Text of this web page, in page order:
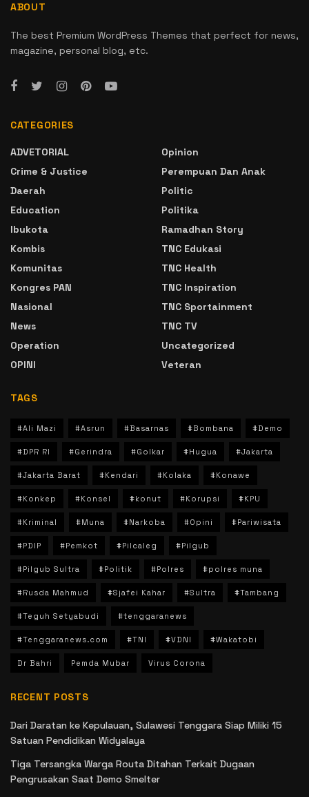
ABOUT
The best Premium WordPress Themes that perfect for news,
magazine, personal blog, etc.
CATEGORIES
ADVETORIAL
Crime & Justice
Daerah
Education
Ibukota
Kombis
Komunitas
Kongres PAN
Nasional
News
Operation
OPINI
Opinion
Perempuan Dan Anak
Politic
Politika
Ramadhan Story
TNC Edukasi
TNC Health
TNC Inspiration
TNC Sportainment
TNC TV
Uncategorized
Veteran
TAGS
#Ali Mazi #Asrun #Basarnas #Bombana #Demo
#DPR RI #Gerindra #Golkar #Hugua #Jakarta
#Jakarta Barat #Kendari #Kolaka #Konawe
#Konkep #Konsel #konut #Korupsi #KPU
#Kriminal #Muna #Narkoba #Opini #Pariwisata
#PDIP #Pemkot #Pilcaleg #Pilgub
#Pilgub Sultra #Politik #Polres #polres muna
#Rusda Mahmud #Sjafei Kahar #Sultra #Tambang
#Teguh Setyabudi #tenggaranews
#Tenggaranews.com #TNI #VDNI #Wakatobi
Dr Bahri Pemda Mubar Virus Corona
RECENT POSTS
Dari Daratan ke Kepulauan, Sulawesi Tenggara Siap Miliki 15
Satuan Pendidikan Widyalaya
Tiga Tersangka Warga Routa Ditahan Terkait Dugaan
Pengrusakan Saat Demo Smelter